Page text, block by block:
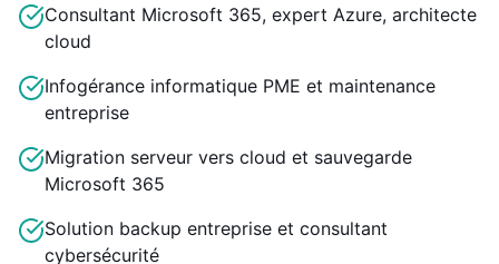
Consultant Microsoft 365, expert Azure, architecte
cloud
Infogérance informatique PME et maintenance
entreprise
Migration serveur vers cloud et sauvegarde
Microsoft 365
Solution backup entreprise et consultant
cybersécurité